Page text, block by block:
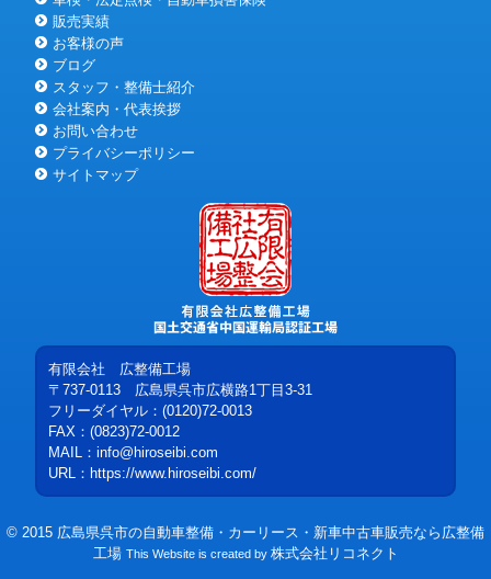
販売実績
お客様の声
ブログ
スタッフ・整備士紹介
会社案内・代表挨拶
お問い合わせ
プライバシーポリシー
サイトマップ
有限会社 広整備工場
〒737-0113
広島県呉市広横路1丁目3-31
フリーダイヤル：(0120)72-0013
FAX：(0823)72-0012
MAIL：info@hiroseibi.com
URL： https://www.hiroseibi.com/
© 2015 広島県呉市の自動車整備・カーリース・新車中古車販売なら広整備
工場 This Website is created by 株式会社リコネクト